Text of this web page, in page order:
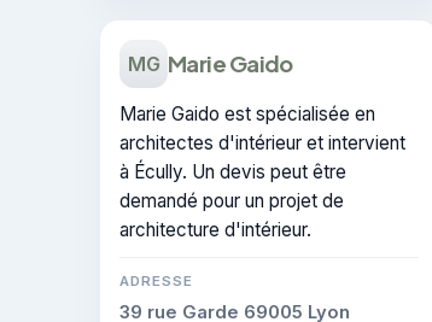
MG Marie Gaido
Marie Gaido est spécialisée en
architectes d'intérieur et intervient
à Écully. Un devis peut être
demandé pour un projet de
architecture d'intérieur.
ADRESSE
39 rue Garde 69005 Lyon